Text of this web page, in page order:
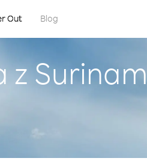
Out Blog
z Surinam